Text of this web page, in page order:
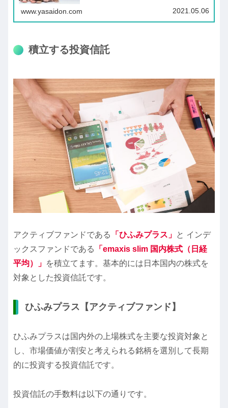
の結果がわかるのは実際に積立を始めてから10...
www.yasaidon.com 2021.05.06
積立する投資信託
アクティブファンドである 「ひふみプラス」 と インデ
ックスファンドである
「emaxis slim 国内株式（日経
平均）」 を積立てます。基本的には日本国内の株式を
対象とした投資信託です。
ひふみプラス【アクティブファンド】
ひふみプラスは国内外の上場株式を主要な投資対象と
し、市場価値が割安と考えられる銘柄を選別して長期
的に投資する投資信託です。
投資信託の手数料は以下の通りです。